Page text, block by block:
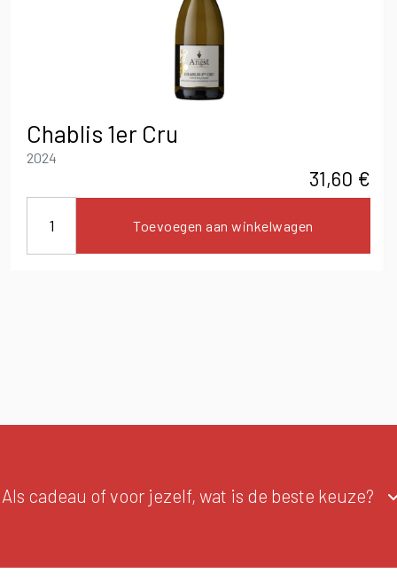
Chablis 1er Cru
2024
31,60 €
Toevoegen aan winkelwagen
Als cadeau of voor jezelf, wat is de beste keuze?